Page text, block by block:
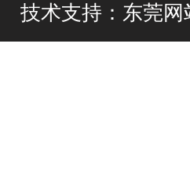
技术支持：东莞网